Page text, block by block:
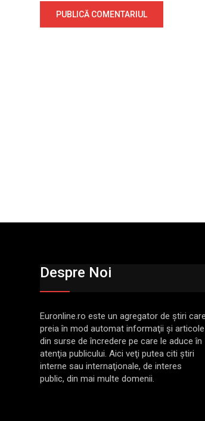
Despre Noi
Euronline.ro este un agregator de ştiri care
preia în mod automat informaţii şi articole
din surse de încredere pe care le aduce în
atenţia publicului. Aici veţi putea citi ştiri
interne sau internaţionale, de interes
public, din mai multe domenii.